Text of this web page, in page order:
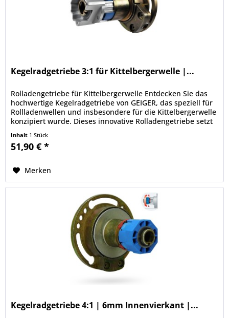
Kegelradgetriebe 3:1 für Kittelbergerwelle |...
Rolladengetriebe für Kittelbergerwelle Entdecken Sie das
hochwertige Kegelradgetriebe von GEIGER, das speziell für
Rollladenwellen und insbesondere für die Kittelbergerwelle
konzipiert wurde. Dieses innovative Rolladengetriebe setzt
Inhalt 1 Stück
51,90 € *
Merken
Kegelradgetriebe 4:1 | 6mm Innenvierkant |...